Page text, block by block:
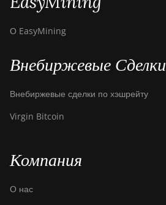
О EasyMining
Внебиржевые Сделки
Внебиржевые сделки по хэшрейту
Virgin Bitcoin
Компания
О нас